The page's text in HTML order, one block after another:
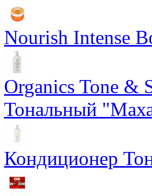
Nourish Intense
Organics Tone &
Тональный
Кондиционер